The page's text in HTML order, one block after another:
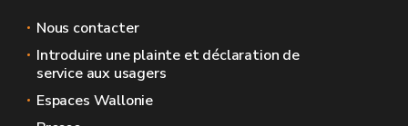
Nous contacter
Introduire une plainte et déclaration de
service aux usagers
Espaces Wallonie